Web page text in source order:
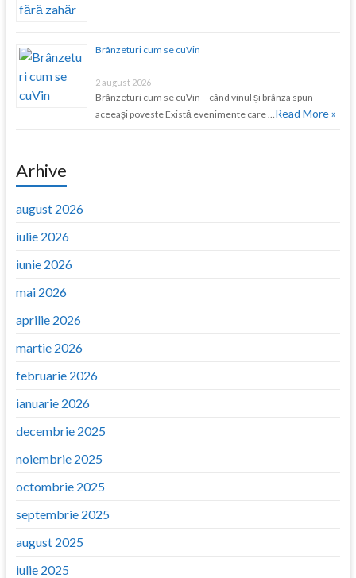
Brânzeturi cum se cuVin
2 august 2026
Brânzeturi cum se cuVin – când vinul și brânza spun
aceeași poveste Există evenimente care … Read More »
Arhive
august 2026
iulie 2026
iunie 2026
mai 2026
aprilie 2026
martie 2026
februarie 2026
ianuarie 2026
decembrie 2025
noiembrie 2025
octombrie 2025
septembrie 2025
august 2025
iulie 2025